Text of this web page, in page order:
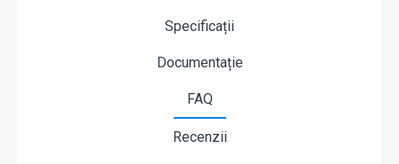
Specificații
Documentație
FAQ
Recenzii